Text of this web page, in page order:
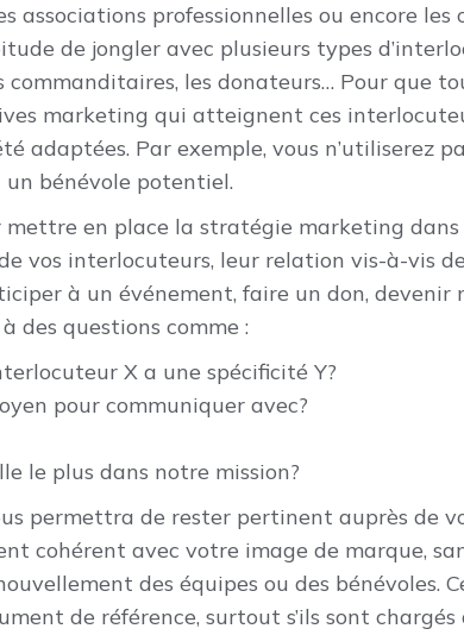
associations professionnelles ou encore les
de jongler avec plusieurs types
commanditaires, les donateurs… Pour que
marketing qui atteignent ces
adaptées. Par exemple, vous n’utiliserez
bénévole potentiel.
en place la stratégie marketing
vos interlocuteurs, leur relation vis-à-vis
à un événement, faire un don, devenir
des questions comme :
X a une spécificité Y?
pour communiquer avec?
le plus dans notre mission?
permettra de rester pertinent auprès de
cohérent avec votre image de marque,
des équipes ou des bénévoles.
de référence, surtout s’ils sont